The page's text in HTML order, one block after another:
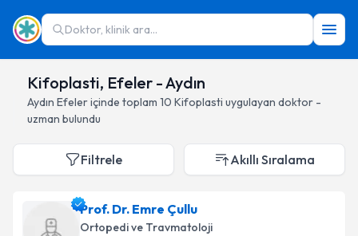
Doktor, klinik ara...
Kifoplasti, Efeler - Aydın
Aydın Efeleriçinde toplam 10 Kifoplasti uygulayan doktor -
uzman bulundu
Filtrele Akıllı Sıralama
Prof. Dr. Emre Çullu
Ortopedi ve Travmatoloji